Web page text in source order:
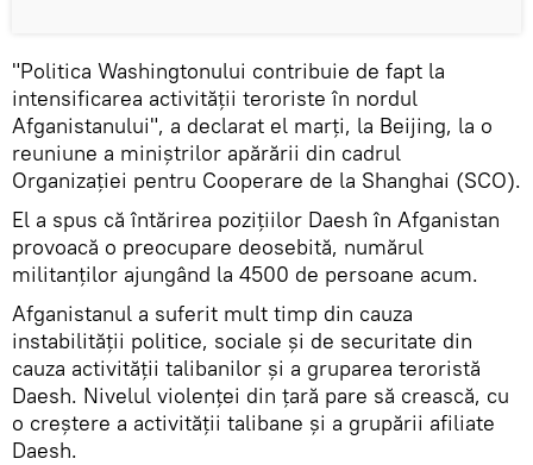
"Politica Washingtonului contribuie de fapt la
intensificarea activității teroriste în nordul
Afganistanului", a declarat el marți, la Beijing, la o
reuniune a miniștrilor apărării din cadrul
Organizației pentru Cooperare de la Shanghai (SCO).
El a spus că întărirea pozițiilor Daesh în Afganistan
provoacă o preocupare deosebită, numărul
militanților ajungând la 4500 de persoane acum.
Afganistanul a suferit mult timp din cauza
instabilității politice, sociale și de securitate din
cauza activității talibanilor și a gruparea teroristă
Daesh. Nivelul violenței din țară pare să crească, cu
o creștere a activității talibane și a grupării afiliate
Daesh.